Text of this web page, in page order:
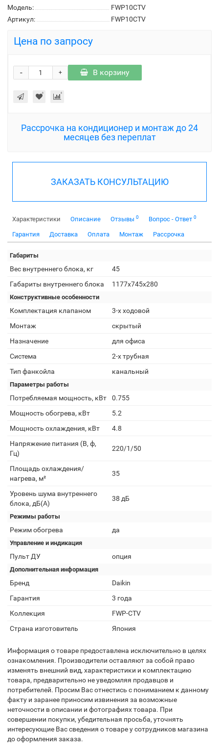
Модель:
FWP10CTV
Артикул:
FWP10CTV
Цена по запросу
+
- В корзину
Рассрочка на кондиционер и монтаж до 24
месяцев без переплат
ЗАКАЗАТЬ КОНСУЛЬТАЦИЮ
Характеристики Описание Отзывы 0 Вопрос - Ответ 0
Гарантия Доставка Оплата Монтаж Рассрочка
Габариты
Вес внутреннего блока, кг
45
Габариты внутреннего блока
1177x745x280
Конструктивные особенности
Комплектация клапаном
3-х ходовой
Монтаж
скрытый
Назначение
для офиса
Система
2-х трубная
Тип фанкойла
канальный
Параметры работы
Потребляемая мощность, кВт
0.755
Мощность обогрева, кВт
5.2
Мощность охлаждения, кВт
4.8
Напряжение питания (В, ф,
Гц)
220/1/50
Площадь охлаждения/
нагрева, м²
35
Уровень шума внутреннего
блока, дБ(А)
38 дБ
Режимы работы
Режим обогрева да
Управление и индикация
Пульт ДУ опция
Дополнительная информация
Бренд
Daikin
Гарантия
3 года
Коллекция
FWP-CTV
Страна изготовитель
Япония
Информация о товаре предоставлена исключительно в целях
ознакомления. Производители оставляют за собой право
изменять внешний вид, характеристики и комплектацию
товара, предварительно не уведомляя продавцов и
потребителей. Просим Вас отнестись с пониманием к данному
факту и заранее приносим извинения за возможные
неточности в описании и фотографиях товара. При
совершении покупки, убедительная просьба, уточнять
интересующие Вас сведения о товаре у сотрудников магазина
до оформления заказа.